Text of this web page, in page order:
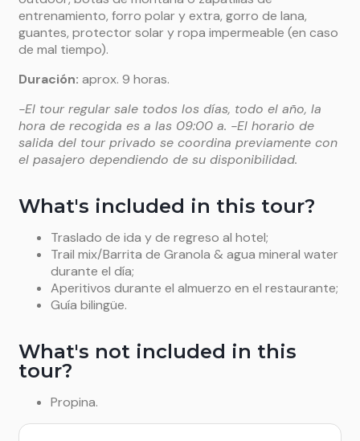
entrenamiento, forro polar y extra, gorro de lana,
guantes, protector solar y ropa impermeable (en caso
de mal tiempo).
Duración: aprox. 9 horas.
-El tour regular sale todos los días, todo el año, la
hora de recogida es a las 09:00 a. -El horario de
salida del tour privado se coordina previamente con
el pasajero dependiendo de su disponibilidad.
What's included in this tour?
Traslado de ida y de regreso al hotel;
Trail mix/Barrita de Granola & agua mineral water
durante el día;
Aperitivos durante el almuerzo en el restaurante;
Guía bilingüe.
What's not included in this
tour?
Propina.